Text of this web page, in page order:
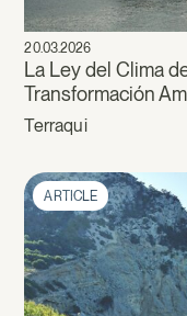
20.03.2026
La Ley del Clima
Transformación
Terraqui
ARTICLE